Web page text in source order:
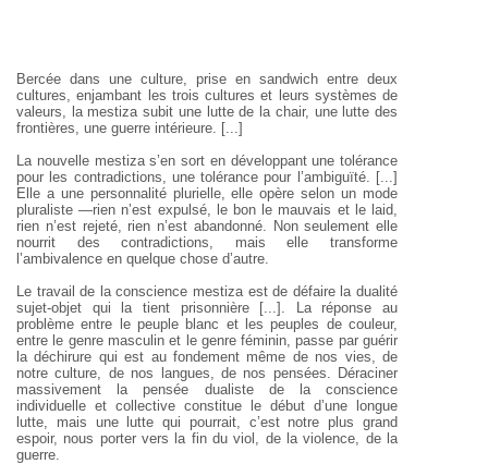
Bercée dans une culture, prise en sandwich entre deux
cultures, enjambant les trois cultures et leurs systèmes de
valeurs, la mestiza subit une lutte de la chair, une lutte des
frontières, une guerre intérieure. [...]
La nouvelle mestiza s’en sort en développant une tolérance
pour les contradictions, une tolérance pour l’ambiguïté. [...]
Elle a une personnalité plurielle, elle opère selon un mode
pluraliste —rien n’est expulsé, le bon le mauvais et le laid,
rien n’est rejeté, rien n’est abandonné. Non seulement elle
nourrit des contradictions, mais elle transforme
l’ambivalence en quelque chose d’autre.
Le travail de la conscience mestiza est de défaire la dualité
sujet-objet qui la tient prisonnière [...]. La réponse au
problème entre le peuple blanc et les peuples de couleur,
entre le genre masculin et le genre féminin, passe par guérir
la déchirure qui est au fondement même de nos vies, de
notre culture, de nos langues, de nos pensées. Déraciner
massivement la pensée dualiste de la conscience
individuelle et collective constitue le début d’une longue
lutte, mais une lutte qui pourrait, c’est notre plus grand
espoir, nous porter vers la fin du viol, de la violence, de la
guerre.